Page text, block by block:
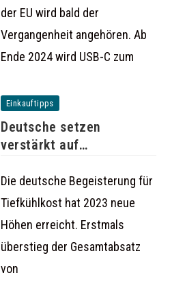
der EU wird bald der
Vergangenheit angehören. Ab
Ende 2024 wird USB-C zum
Einkauftipps
Deutsche setzen
verstärkt auf
steigt auf
Die deutsche Begeisterung für
Tiefkühlkost hat 2023 neue
Höhen erreicht. Erstmals
überstieg der Gesamtabsatz
von